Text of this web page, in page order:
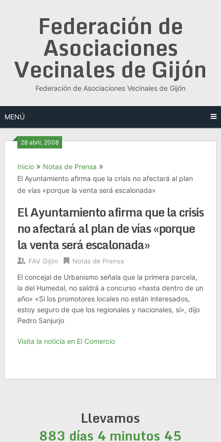
Federación de
Asociaciones
Vecinales de Gijón
Federación de Asociaciones Vecinales de Gijón
MENÚ
28 abril, 2008
Inicio
Notas de Prensa
El Ayuntamiento afirma que la crisis no afectará al plan
de vías «porque la venta será escalonada»
El Ayuntamiento afirma que la crisis
no afectará al plan de vías «porque
la venta será escalonada»
FAV Gijón Notas de Prensa
El concejal de Urbanismo señala que la primera parcela,
la del Humedal, no saldrá a concurso «hasta dentro de un
año» «Si los promotores locales no están interesados,
estoy seguro de que los regionales y nacionales, sí», dijo
Pedro Sanjurjo
Visita la noticia en El Comercio
Llevamos
883 días 4 minutos 45